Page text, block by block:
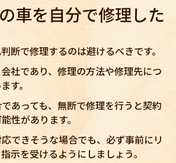
車を自分で修理した
断で修理するのは避けるべきです。
社であり、修理の方法や修理先につ
す。
あっても、無断で修理を行うと契約
性があります。
できそうな場合でも、必ず事前にリ
示を受けるようにしましょう。